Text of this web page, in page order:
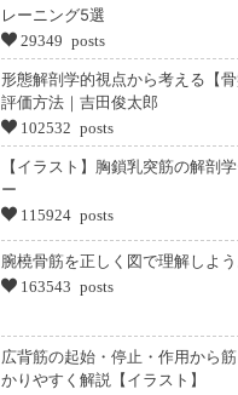
レーニング5選
29349 posts
形態解剖学的視点から考える【
評価方法｜吉田俊太郎
102532 posts
【イラスト】胸鎖乳突筋の解剖
ー
115924 posts
腕橈骨筋を正しく図で理解しよう
163543 posts
広背筋の起始・停止・作用から
かりやすく解説【イラスト】